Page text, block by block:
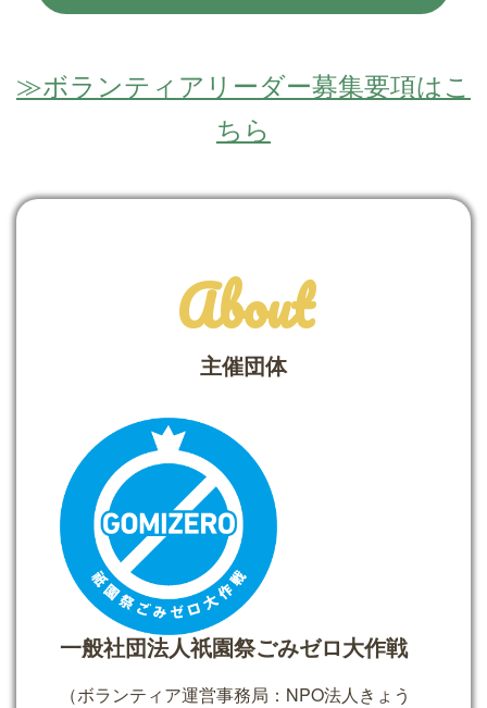
≫ボランティアリーダー募集要項はこ
ちら
About
主催団体
一般社団法人祇園祭ごみゼロ大作戦
（ボランティア運営事務局：NPO法人きょう